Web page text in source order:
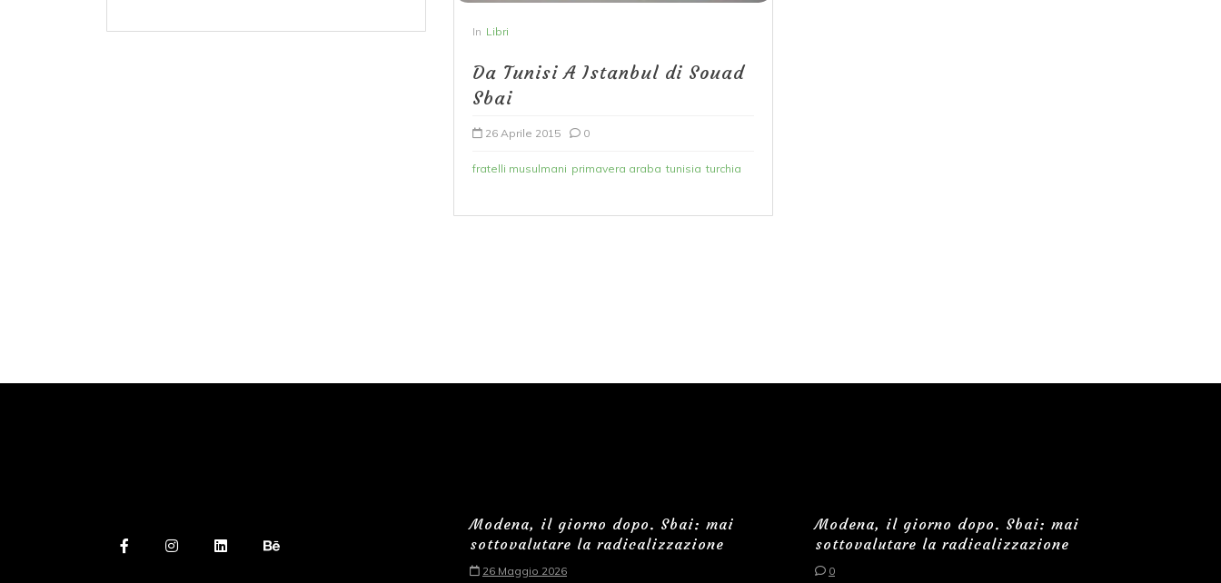
In Libri
Da Tunisi A Istanbul di Souad
Sbai
26 Aprile 2015 0
fratelli musulmani primavera araba tunisia turchia
Modena, il giorno dopo. Sbai: mai
sottovalutare la radicalizzazione
26 Maggio 2026
Modena, il giorno dopo. Sbai: mai
sottovalutare la radicalizzazione
0